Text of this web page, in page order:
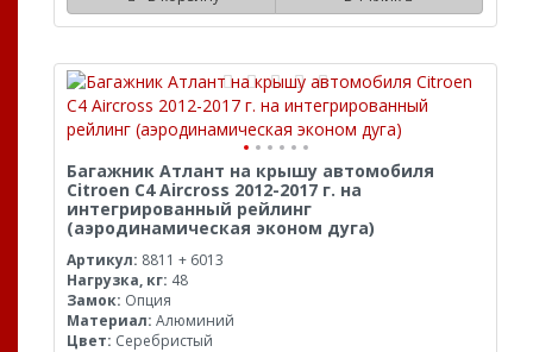
Багажник Атлант на крышу автомобиля
Citroen C4 Aircross 2012-2017 г. на
интегрированный рейлинг
(аэродинамическая эконом дуга)
Артикул: 8811 + 6013
Нагрузка, кг: 48
Замок: Опция
Материал: Алюминий
Цвет: Серебристый